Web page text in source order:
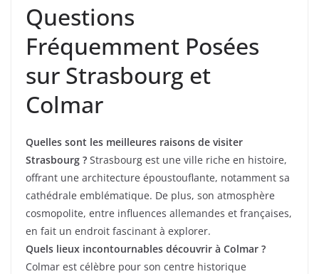
Questions
Fréquemment Posées
sur Strasbourg et
Colmar
Quelles sont les meilleures raisons de visiter
Strasbourg ? Strasbourg est une ville riche en histoire,
offrant une architecture époustouflante, notamment sa
cathédrale emblématique. De plus, son atmosphère
cosmopolite, entre influences allemandes et françaises,
en fait un endroit fascinant à explorer.
Quels lieux incontournables découvrir à Colmar ?
Colmar est célèbre pour son centre historique